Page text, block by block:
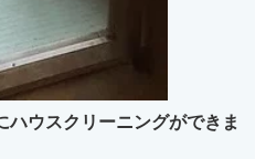
ハウスクリーニングができま